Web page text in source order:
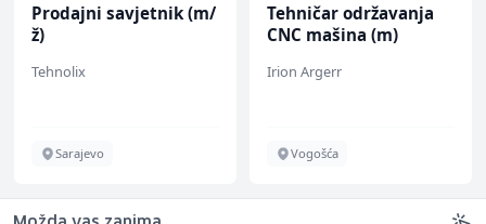
Prodajni savjetnik (m/
ž)
Tehnolix
Sarajevo
Tehničar održavanja
CNC mašina (m)
Irion Argerr
Vogošća